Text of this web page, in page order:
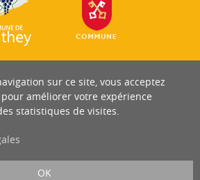
sur ce site, vous acceptez
améliorer votre expérience
statistiques de visites.
OK